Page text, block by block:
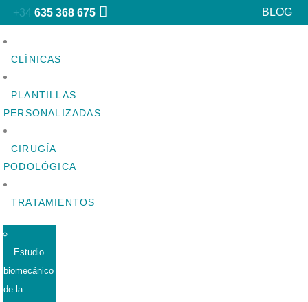
+34 635 368 675 BLOG
CLÍNICAS
PLANTILLAS
PERSONALIZADAS
CIRUGÍA
PODOLÓGICA
TRATAMIENTOS
Estudio
biomecánico
de la